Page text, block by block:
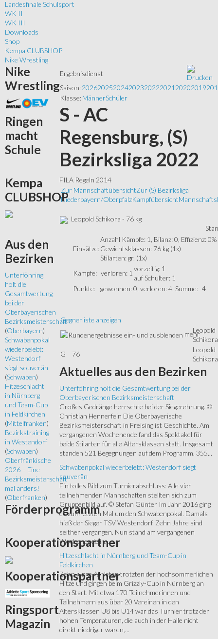
Landesfinale Schulsport
WK II
WK III
Downloads
Shop
Kempa CLUBSHOP
Nike Wrestling
Ergebnisdienst
Saison:202620252024202320222021 20202019
Klasse:MännerSchüler
S - AC
Regensburg, (S)
Bezirksliga 2022
FILA Regeln 2014
Zur MannschaftübersichtZur (S) Bezirksliga
Niederbayern/OberpfalzKampfübersicht
Leopold Schikora - 76 kg
Einsätze:
Anzahl Kämpfe: 1, Bilanz: 0, Effizienz: 0%
Gewichtsklassen: 76 kg (1x)
Stilarten: gr. (1x)
Kämpfe: verloren: 1
vorzeitig: 1
auf Schulter: 1
Punkte: gewonnen: 0, verloren: 4, Summe: -4
Gegnerliste anzeigen
mehrLeopold
Schikora
G
76
Leopold
Schikora
Aktuelles aus den Bezirken
Unterföhring holt die Gesamtwertung bei der
Oberbayerischen Bezirksmeisterschaft
Großes Gedränge herrschte bei der Siegerehrung. ©
Christian Hennerfein Die Oberbayerische
Bezirksmeisterschaft in Freising ist Geschichte. Am
vergangenen Wochenende fand das Spektakel für
beide Stilarten für alle Altersklassen statt. Insgesamt
standen 521 Begegnungen auf dem Programm. 355...
Schwabenpokal wiederbelebt: Westendorf siegt
souverän
Ein tolles Bild zum Turnierabschluss: Alle vier
teilnehmenden Mannschaften stellten sich zum
Gruppenbild auf. © Stefan Günter Im Jahr 2016 ging
es zum letzten Mal um den Schwabenpokal. Damals
hieß der Sieger TSV Westendorf. Zehn Jahre sind
seither vergangen. Nun stand am vergangenen
Wochenende in...
Hitzeschlacht in Nürnberg und Team-Cup in
Feldkirchen
Zehn junge Athleten trotzten der hochsommerlichen
Hitze und gingen beim Grizzly-Cup in Nürnberg an
den Start. Mit etwa 170 Teilnehmerinnen und
Teilnehmern aus über 20 Vereinen in den
Altersklassen U8 bis U14 war das Turnier trotz der
hohen Temperaturen, die auch in der Halle nicht
direkt niedriger waren,...
Nike
Wrestling
Ringen
macht
Schule
Kempa
CLUBSHOP
Aus den
Bezirken
Unterföhring
holt die
Gesamtwertung
bei der
Oberbayerischen
Bezirksmeisterschaft
(Oberbayern)
Schwabenpokal
wiederbelebt:
Westendorf
siegt souverän
(Schwaben)
Hitzeschlacht
in Nürnberg
und Team-Cup
in Feldkirchen
(Mittelfranken)
Bezirkstraining
in Westendorf
(Schwaben)
Oberfränkische
2026 – Eine
Bezirksmeisterschaft
mal anders!
(Oberfranken)
Förderprogramm
Kooperationspartner
Kooperationspartner
Ringsport
Magazin